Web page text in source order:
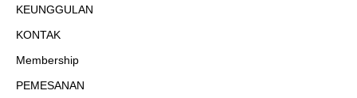
KEUNGGULAN
KONTAK
Membership
PEMESANAN